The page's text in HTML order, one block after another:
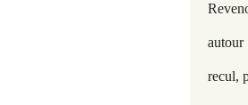
autour
recul,